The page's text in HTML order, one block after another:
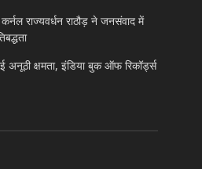
राज्यवर्धन राठौड़ ने जनसंवाद में
अनूठी क्षमता, इंडिया बुक ऑफ रिकॉर्ड्स